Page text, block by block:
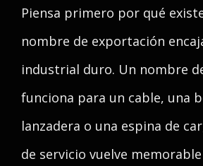
Piensa primero por qué
nombre de exportación
industrial duro. Un nombre
funciona para un cable, una
lanzadera o una espina de
de servicio vuelve